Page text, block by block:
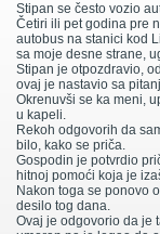
Stipan se često vozio
Četiri ili pet godina pre
autobus na stanici kod
sa moje desne strane,
Stipan je otpozdravio,
ovaj je nastavio sa
Okrenuvši se ka meni,
u kapeli.
Rekoh odgovorih da
bilo, kako se priča.
Gospodin je potvrdio
hitnoj pomoći koja je
Nakon toga se ponovo
desilo tog dana.
Ovaj je odgovorio da je